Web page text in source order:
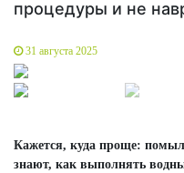
процедуры и не
31 августа 2025
Кажется, куда проще:
знают, как выполнять